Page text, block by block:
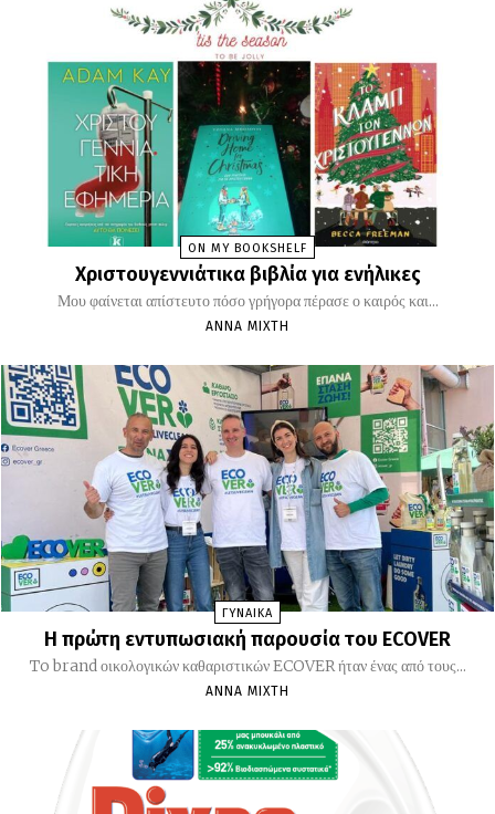
ON MY BOOKSHELF
Χριστουγεννιάτικα βιβλία για ενήλικες
Μου φαίνεται απίστευτο πόσο γρήγορα πέρασε ο καιρός και...
ΆΝΝΑ ΜΊΧΤΗ
ΓΥΝΑΙΚΑ
Η πρώτη εντυπωσιακή παρουσία του ECOVER
To brand οικολογικών καθαριστικών ECOVER ήταν ένας από τους...
ΆΝΝΑ ΜΊΧΤΗ